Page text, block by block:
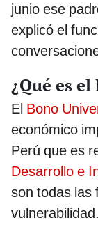
junio ese
explicó el
¿Qué es
El Bono
económico
Perú que es
Desarrollo e
son todas las
vulnerabilidad.